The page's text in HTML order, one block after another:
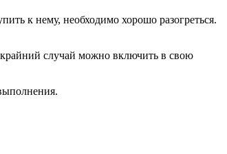
к нему, необходимо хорошо разогреться.
случай можно включить в свою